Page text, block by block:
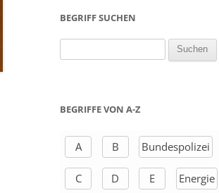
BEGRIFF SUCHEN
h
BEGRIFFE VON A-Z
A B Bundespolizei
C D E Energie